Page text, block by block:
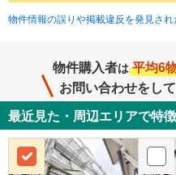
物件情報の誤りや掲載違反を発見され
物件購入者は 平均6
お問い合わせをし
最近見た・周辺エリアで特